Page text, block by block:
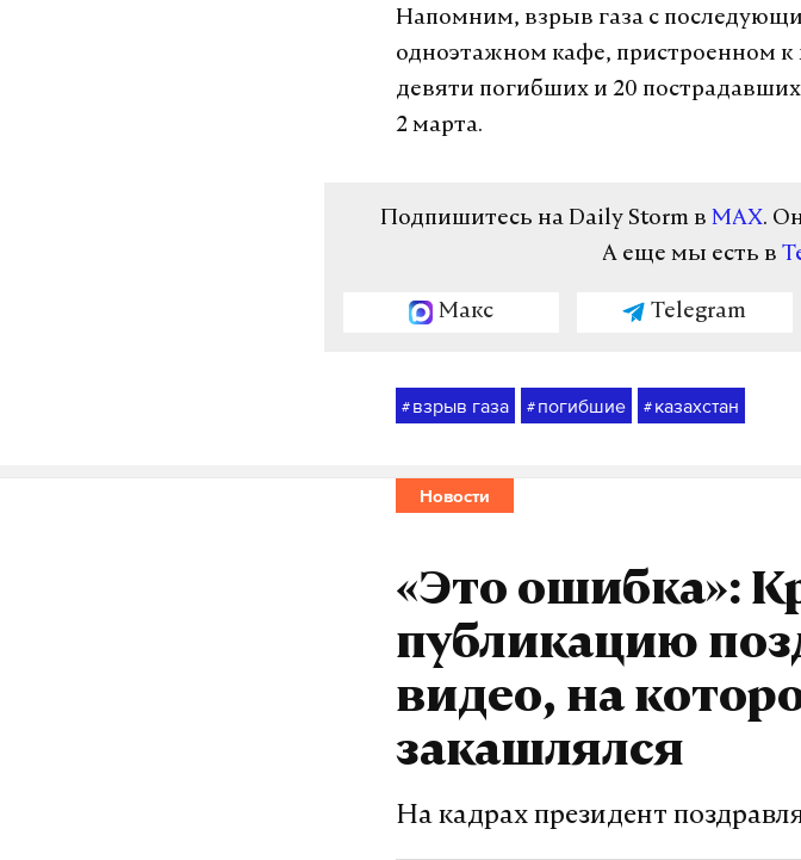
Напомним, взрыв газа с
одноэтажном кафе, пристроенном
девяти погибших и 20
2 марта.
Подпишитесь на Daily Storm в MAX.
А еще мы есть в
Макс Telegram
# взрыв газа # погибшие # казахстан
Новости
«Это ошибка»:
публикацию
видео, на
закашлялся
На кадрах президент